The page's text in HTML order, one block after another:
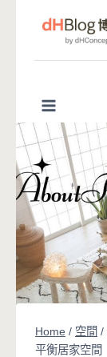
Home / 空間 /
平衡居家空間